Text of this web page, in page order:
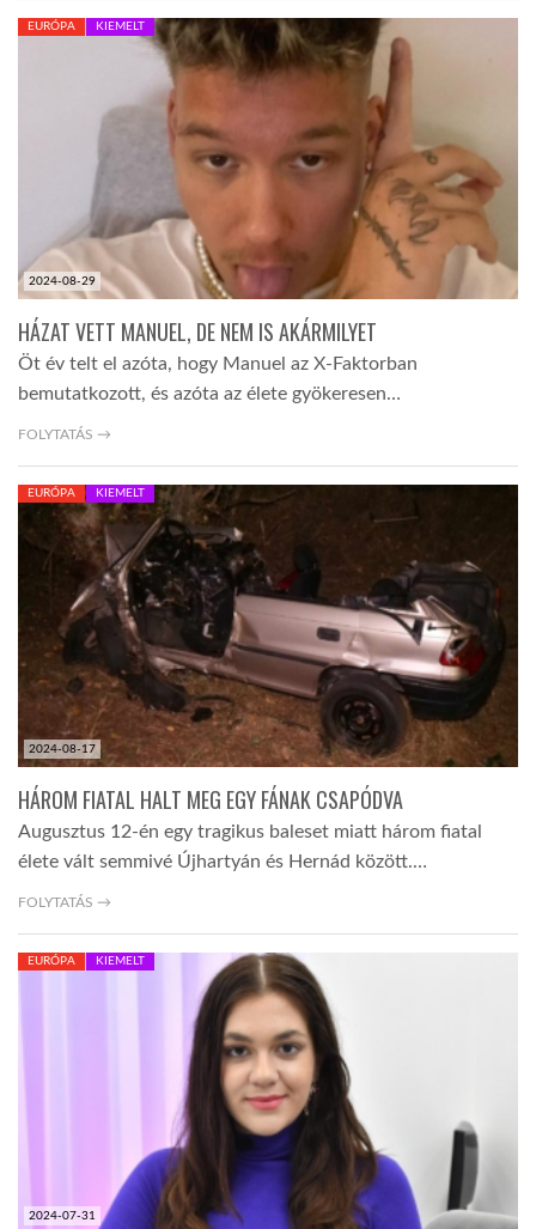
2024-08-29
EURÓPA KIEMELT
HÁZAT VETT MANUEL, DE NEM IS AKÁRMILYET
Öt év telt el azóta, hogy Manuel az X-Faktorban
bemutatkozott, és azóta az élete gyökeresen…
FOLYTATÁS →
2024-08-17
EURÓPA KIEMELT
HÁROM FIATAL HALT MEG EGY FÁNAK CSAPÓDVA
Augusztus 12-én egy tragikus baleset miatt három fiatal
élete vált semmivé Újhartyán és Hernád között.…
FOLYTATÁS →
2024-07-31
EURÓPA KIEMELT